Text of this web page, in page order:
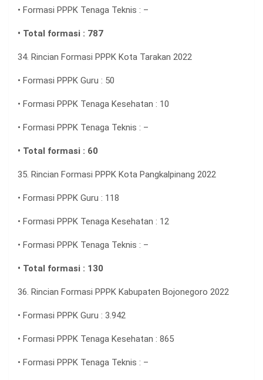
• Formasi PPPK Tenaga Teknis : –
• Total formasi : 787
34. Rincian Formasi PPPK Kota Tarakan 2022
• Formasi PPPK Guru : 50
• Formasi PPPK Tenaga Kesehatan : 10
• Formasi PPPK Tenaga Teknis : –
• Total formasi : 60
35. Rincian Formasi PPPK Kota Pangkalpinang 2022
• Formasi PPPK Guru : 118
• Formasi PPPK Tenaga Kesehatan : 12
• Formasi PPPK Tenaga Teknis : –
• Total formasi : 130
36. Rincian Formasi PPPK Kabupaten Bojonegoro 2022
• Formasi PPPK Guru : 3.942
• Formasi PPPK Tenaga Kesehatan : 865
• Formasi PPPK Tenaga Teknis : –